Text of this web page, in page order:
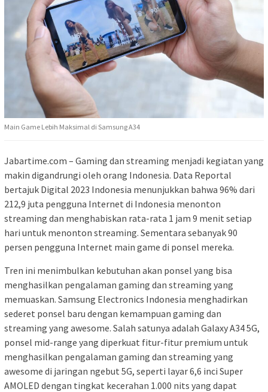
Main Game Lebih Maksimal di Samsung A34
Jabartime.com – Gaming dan streaming menjadi kegiatan yang
makin digandrungi oleh orang Indonesia. Data Reportal
bertajuk Digital 2023 Indonesia menunjukkan bahwa 96% dari
212,9 juta pengguna Internet di Indonesia menonton
streaming dan menghabiskan rata-rata 1 jam 9 menit setiap
hari untuk menonton streaming. Sementara sebanyak 90
persen pengguna Internet main game di ponsel mereka.
Tren ini menimbulkan kebutuhan akan ponsel yang bisa
menghasilkan pengalaman gaming dan streaming yang
memuaskan. Samsung Electronics Indonesia menghadirkan
sederet ponsel baru dengan kemampuan gaming dan
streaming yang awesome. Salah satunya adalah Galaxy A34 5G,
ponsel mid-range yang diperkuat fitur-fitur premium untuk
menghasilkan pengalaman gaming dan streaming yang
awesome di jaringan ngebut 5G, seperti layar 6,6 inci Super
AMOLED dengan tingkat kecerahan 1.000 nits yang dapat